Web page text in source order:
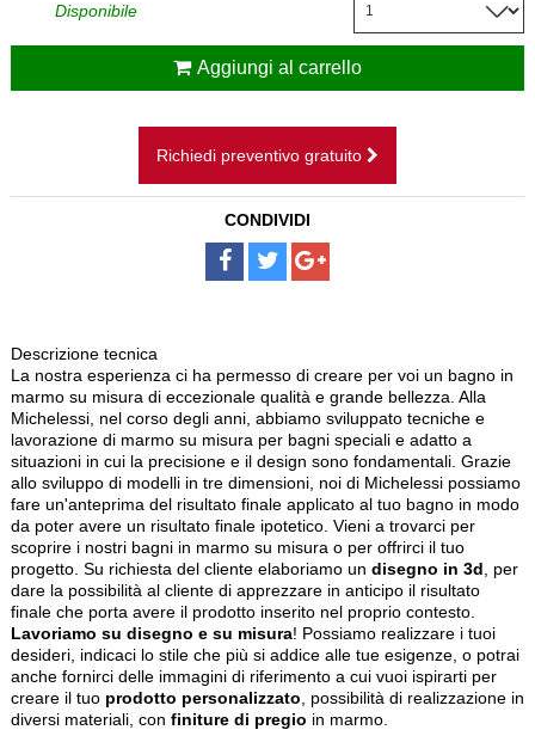
CAMINI SOSPESI
BAGNI
SCALE
Disponibile
Aggiungi al carrello
Richiedi preventivo gratuito
CONDIVIDI
Descrizione tecnica
La nostra esperienza ci ha permesso di creare per voi un bagno in
marmo su misura di eccezionale qualità e grande bellezza. Alla
Michelessi, nel corso degli anni, abbiamo sviluppato tecniche e
lavorazione di marmo su misura per bagni speciali e adatto a
situazioni in cui la precisione e il design sono fondamentali. Grazie
allo sviluppo di modelli in tre dimensioni, noi di Michelessi possiamo
fare un'anteprima del risultato finale applicato al tuo bagno in modo
da poter avere un risultato finale ipotetico. Vieni a trovarci per
scoprire i nostri bagni in marmo su misura o per offrirci il tuo
progetto. Su richiesta del cliente elaboriamo un disegno in 3d , per
dare la possibilità al cliente di apprezzare in anticipo il risultato
finale che porta avere il prodotto inserito nel proprio contesto.
Lavoriamo su disegno e su misura! Possiamo realizzare i tuoi
desideri, indicaci lo stile che più si addice alle tue esigenze, o potrai
anche fornirci delle immagini di riferimento a cui vuoi ispirarti per
creare il tuoprodotto personalizzato , possibilità di realizzazione in
diversi materiali, con finiture di pregio in marmo.